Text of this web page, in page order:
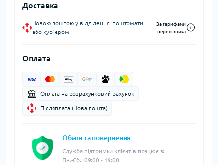
Доставка
Новою поштою у відділення, поштомати
або курʼєром
За тарифами
перевізника
Оплата
Оплата на розрахунковий рахунок
Післяплата (Нова пошта)
Обмін та повернення
Служба підтримки клієнтів працює з:
Пн.-Сб.: 09:00 - 19:00